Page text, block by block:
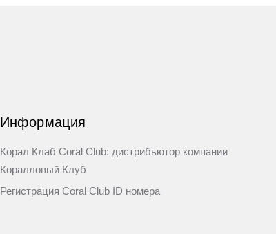
Информация
Корал Клаб Coral Club: дистрибьютор компании
Коралловый Клуб
Регистрация Coral Club ID номера